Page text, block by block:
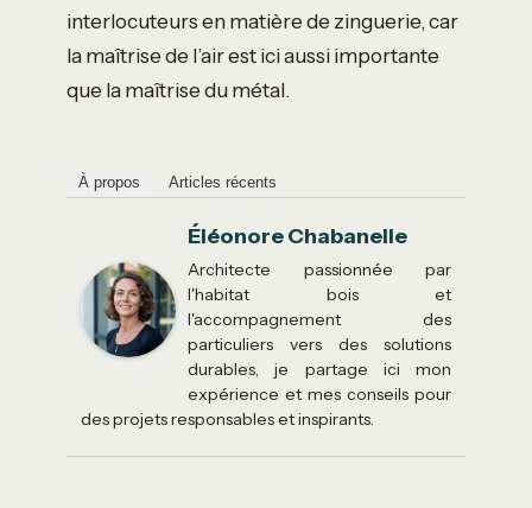
interlocuteurs en matière de zinguerie, car
la maîtrise de l’air est ici aussi importante
que la maîtrise du métal.
À propos Articles récents
Éléonore Chabanelle
Architecte passionnée par
l'habitat bois et
l'accompagnement des
particuliers vers des solutions
durables, je partage ici mon
expérience et mes conseils pour
des projets responsables et inspirants.